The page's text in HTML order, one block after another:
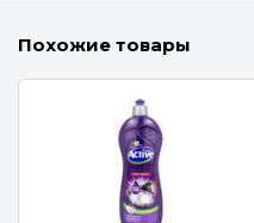
Похожие товары